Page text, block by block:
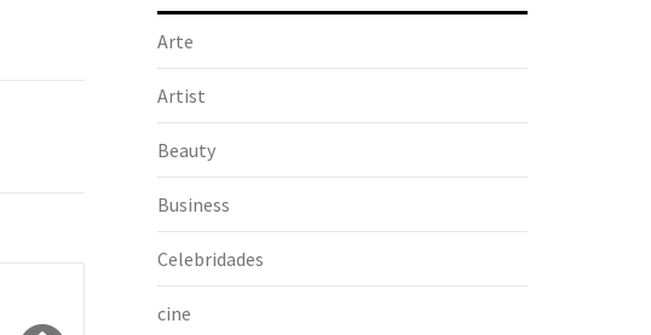
Arte
Artist
Beauty
Business
Celebridades
cine